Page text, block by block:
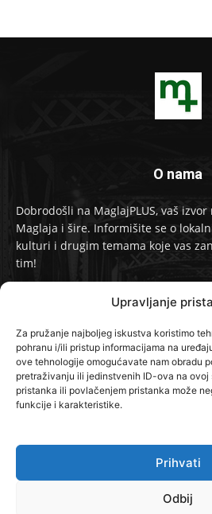
Upravljanje
Za pružanje najboljeg iskustva koristimo
pohranu i/ili pristup informacijama na
ove tehnologije omogućavate nam obradu
pretraživanju ili jedinstvenih ID-ova na ovoj
pristanka ili povlačenjem pristanka može
funkcije i karakteristike.
Prihvati
Odbij
O nama
Dobrodošli na MaglajPLUS, vaš
Maglaja i šire. Informišite se o
kulturi i drugim temama koje vas
tim!
info@maglajplus.ba
Pratite nas